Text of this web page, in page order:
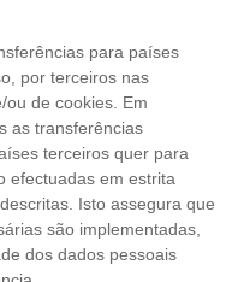
para países
por terceiros nas
ou de cookies. Em
as transferências
terceiros quer para
efectuadas em estrita
Isto assegura que
são implementadas,
dos dados pessoais